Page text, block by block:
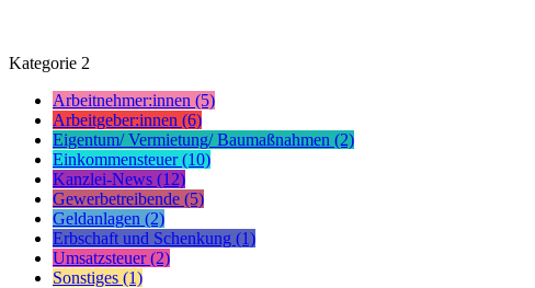
Kategorie 2
Arbeitnehmer:innen (5)
Arbeitgeber:innen (6)
Eigentum/ Vermietung/ Baumaßnahmen (2)
Einkommensteuer (10)
Kanzlei-News (12)
Gewerbetreibende (5)
Geldanlagen (2)
Erbschaft und Schenkung (1)
Umsatzsteuer (2)
Sonstiges (1)